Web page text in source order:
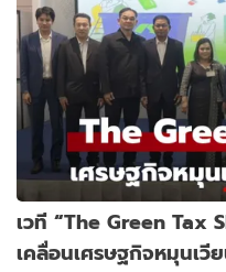
เวที “The Green Tax
เคลื่อนเศรษฐกิจหมุนเวี